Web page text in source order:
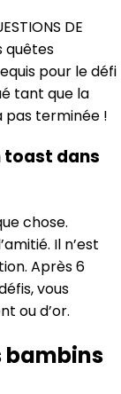
DE
quêtes
pour le défi
tant que la
pas terminée !
toast dans
chose.
Il n’est
Après 6
vous
ou d’or.
bambins